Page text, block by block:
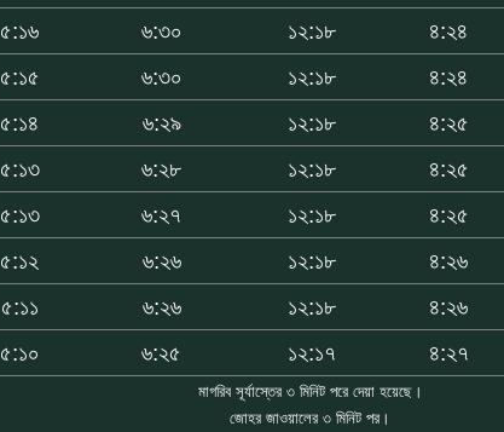
৫:১৬ ৬:৩০ ১২:১৮ ৪:২৪
৫:১৫ ৬:৩০ ১২:১৮ ৪:২৪
৫:১৪ ৬:২৯ ১২:১৮ ৪:২৫
৫:১৩ ৬:২৮ ১২:১৮ ৪:২৫
৫:১৩ ৬:২৭ ১২:১৮ ৪:২৫
৫:১২ ৬:২৬ ১২:১৮ ৪:২৬
৫:১১ ৬:২৬ ১২:১৮ ৪:২৬
৫:১০ ৬:২৫ ১২:১৭ ৪:২৭
মাগরিব সূর্যাস্তের ৩ মিনিট পরে দেয়া হয়েছে।
জোহর জাওয়ালের ৩ মিনিট পর।